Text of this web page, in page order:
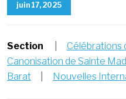
juin 17, 2025
Section
Célébrations
Canonisation de Sainte
Barat
Nouvelles